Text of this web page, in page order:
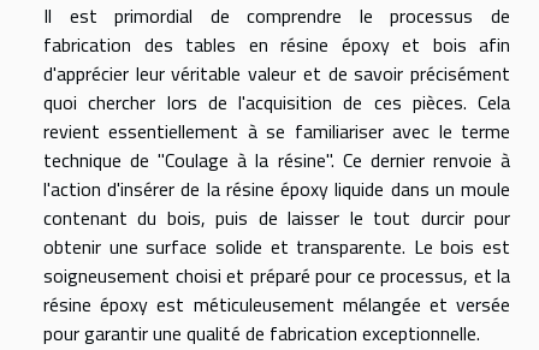
Il est primordial de comprendre le processus de
fabrication des tables en résine époxy et bois afin
d'apprécier leur véritable valeur et de savoir précisément
quoi chercher lors de l'acquisition de ces pièces. Cela
revient essentiellement à se familiariser avec le terme
technique de "Coulage à la résine". Ce dernier renvoie à
l'action d'insérer de la résine époxy liquide dans un moule
contenant du bois, puis de laisser le tout durcir pour
obtenir une surface solide et transparente. Le bois est
soigneusement choisi et préparé pour ce processus, et la
résine époxy est méticuleusement mélangée et versée
pour garantir une qualité de fabrication exceptionnelle.